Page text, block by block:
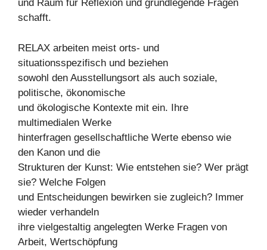
und Raum für Reflexion und grundlegende Fragen
schafft.
RELAX arbeiten meist orts- und
situationsspezifisch und beziehen
sowohl den Ausstellungsort als auch soziale,
politische, ökonomische
und ökologische Kontexte mit ein. Ihre
multimedialen Werke
hinterfragen gesellschaftliche Werte ebenso wie
den Kanon und die
Strukturen der Kunst: Wie entstehen sie? Wer prägt
sie? Welche Folgen
und Entscheidungen bewirken sie zugleich? Immer
wieder verhandeln
ihre vielgestaltig angelegten Werke Fragen von
Arbeit, Wertschöpfung